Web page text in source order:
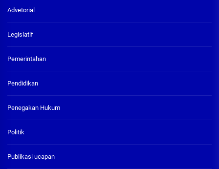
Advetorial
Legislatif
Pemerintahan
Pendidikan
Penegakan Hukum
Politik
Publikasi ucapan